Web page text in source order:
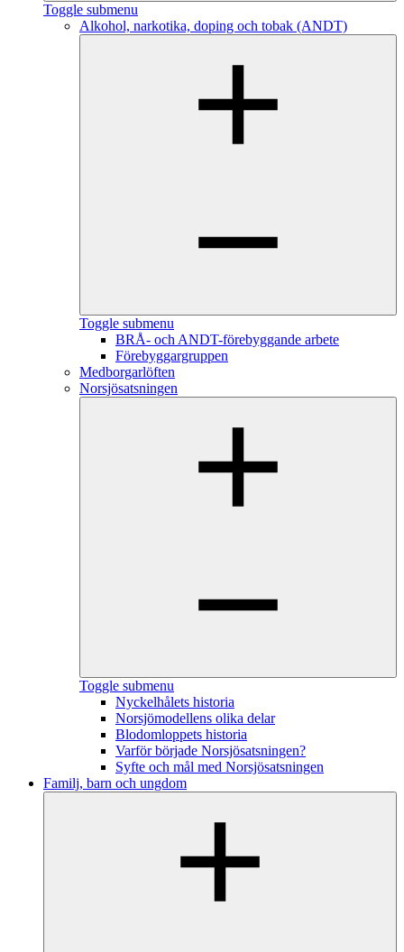
Toggle submenu
Alkohol, narkotika, doping och tobak (ANDT)
Toggle submenu
BRÅ- och ANDT-förebyggande arbete
Förebyggargruppen
Medborgarlöften
Norsjösatsningen
Toggle submenu
Nyckelhålets historia
Norsjömodellens olika delar
Blodomloppets historia
Varför började Norsjösatsningen?
Syfte och mål med Norsjösatsningen
Familj, barn och ungdom